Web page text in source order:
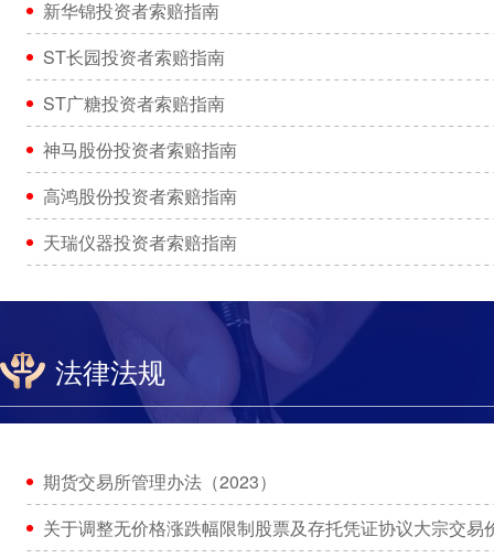
新华锦投资者索赔指南
ST长园投资者索赔指南
ST广糖投资者索赔指南
神马股份投资者索赔指南
高鸿股份投资者索赔指南
天瑞仪器投资者索赔指南
法律法规
期货交易所管理办法（2023）
关于调整无价格涨跌幅限制股票及存托凭证协议大宗交易